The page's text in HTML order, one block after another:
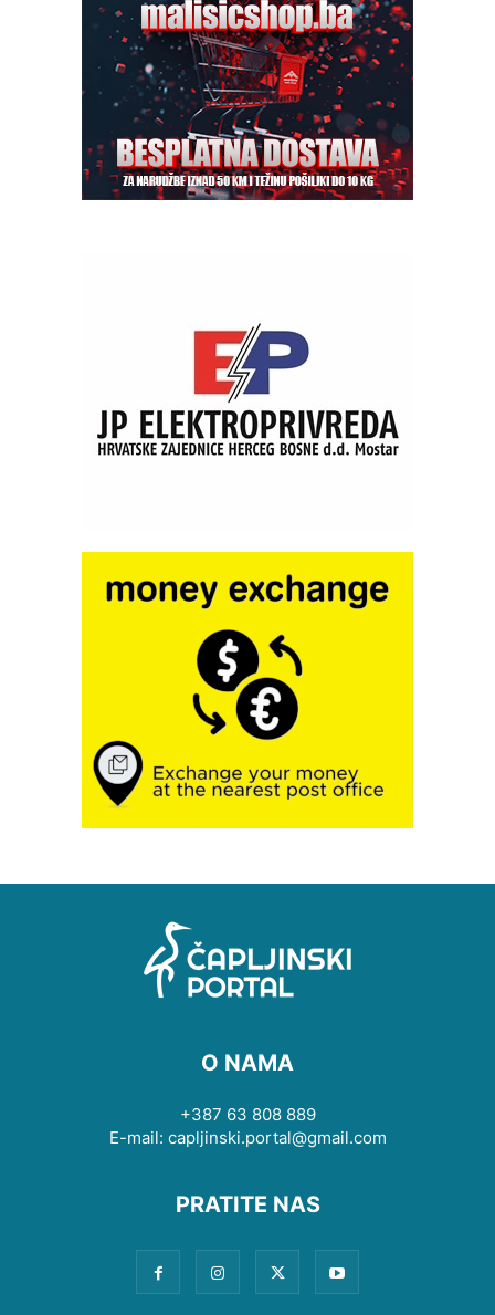
O NAMA
+387 63 808 889
E-mail: capljinski.portal@gmail.com
PRATITE NAS